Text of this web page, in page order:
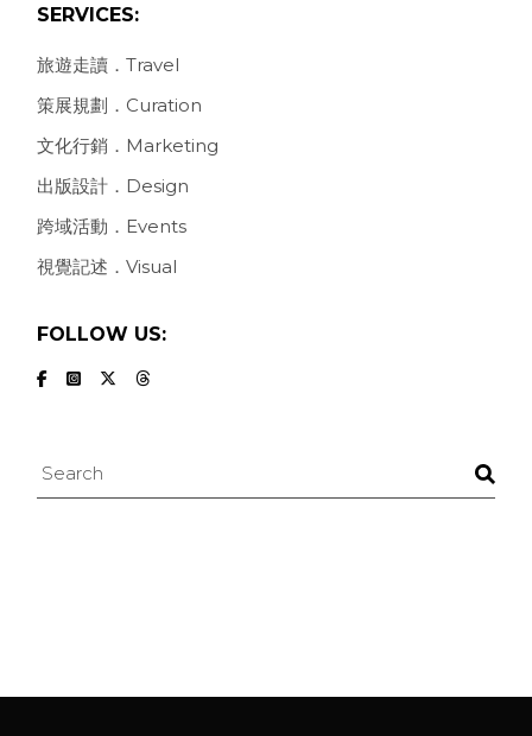
SERVICES:
旅遊走讀．Travel
策展規劃．Curation
文化行銷．Marketing
出版設計．Design
跨域活動．Events
視覺記述．Visual
FOLLOW US:
Search